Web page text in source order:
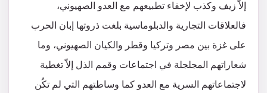
إلاّ زيف وكذب لإخفاء تطبيعهم مع العدو الصهيوني،
فالعلاقات التجارية والدبلوماسية بلغت ذروتها إبان الحرب
على غزة بين مصر وتركيا وقطر والكيان الصهيوني، وما
شعاراتهم المجلجلة في اجتماعات وقمم الذل إلاّ تغطية
لاجتماعاتهم السرية مع العدو كما وساطتهم التي لم تكُن